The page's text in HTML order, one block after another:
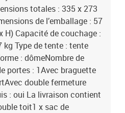
totales : 335 x 273
de l’emballage : 57
H) Capacité de couchage :
kg Type de tente : tente
: dômeNombre de
portes : 1Avec braguette
double fermeture
: oui La livraison contient
toit1 x sac de